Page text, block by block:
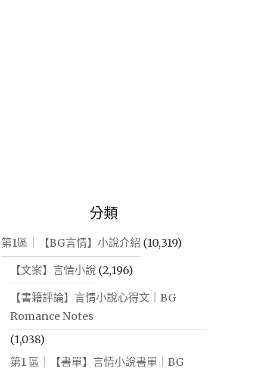
分類
第1區｜【BG言情】小說介紹 (10,319)
【文案】言情小說(2,196)
【書籍評論】言情小說心得文｜BG
Romance Notes
(1,038)
第1 區｜【書單】言情小說書單｜BG